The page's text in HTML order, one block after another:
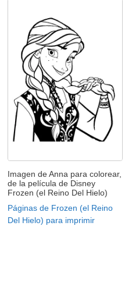
Imagen de Anna para colorear,
de la película de Disney
Frozen (el Reino Del Hielo)
Páginas de Frozen (el Reino
Del Hielo) para imprimir